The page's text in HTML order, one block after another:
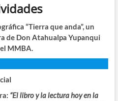
“Tierra que anda”, un
de Don Atahualpa Yupanqui
MMBA.
“El libro y la lectura hoy en la